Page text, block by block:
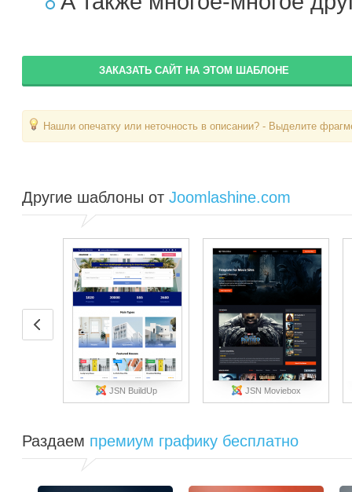
ЗАКАЗАТЬ САЙТ НА ЭТОМ ШАБЛОНЕ
Нашли опечатку или неточность в описании? - Выделите
Другие шаблоны от Joomlashine.com
JSN BuildUp JSN Moviebox
Раздаем премиум графику бесплатно